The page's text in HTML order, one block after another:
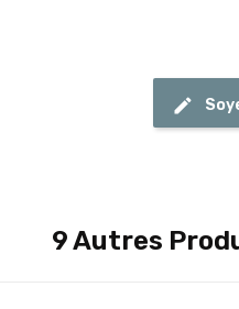
9 Autres